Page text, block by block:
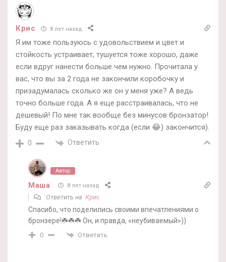
Крис 8 лет назад
Я им тоже пользуюсь с удовольствием и цвет и
стойкость устраивает, тушуется тоже хорошо, даже
если вдруг нанести больше чем нужно. Прочитала у
вас, что вы за 2 года не закончили коробочку и
призадумалась сколько же он у меня уже? А ведь
точно больше года. А я еще расстраивалась, что не
дешевый! По мне так вообще без минусов бронзатор!
Буду еще раз заказывать когда (если 😂) закончится).
0 Ответить
Автор
Маша 8 лет назад
Ответить на Крис
Спасибо, что поделились своими впечатлениями о
бронзере!☘️☘️☘️ Он, и правда, «неубиваемый»))
0 Ответить